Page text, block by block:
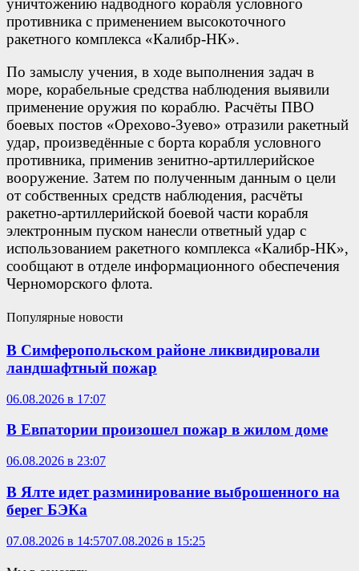
уничтожению надводного корабля условного
противника с применением высокоточного
ракетного комплекса «Калибр-НК».
По замыслу учения, в ходе выполнения задач в
море, корабельные средства наблюдения выявили
применение оружия по кораблю. Расчёты ПВО
боевых постов «Орехово-Зуево» отразили ракетный
удар, произведённые с борта корабля условного
противника, применив зенитно-артиллерийское
вооружение. Затем по полученным данным о цели
от собственных средств наблюдения, расчёты
ракетно-артиллерийской боевой части корабля
электронным пуском нанесли ответный удар с
использованием ракетного комплекса «Калибр-НК»,
сообщают в отделе информационного обеспечения
Черноморского флота.
Популярные новости
В Симферопольском районе ликвидировали
ландшафтный пожар
06.08.2026 в 17:07
В Евпатории произошел пожар в жилом доме
06.08.2026 в 23:07
В Ялте идет разминирование выброшенного на
берег БЭКа
07.08.2026 в 14:5707.08.2026 в 15:25